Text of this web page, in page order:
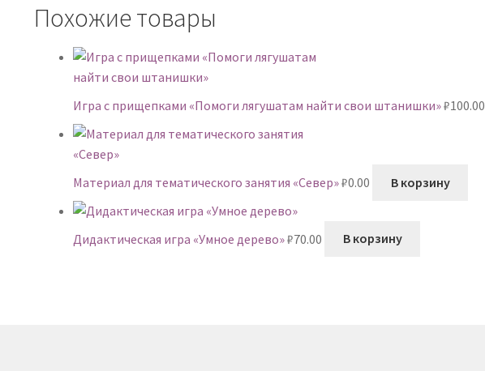
Похожие товары
Игра с прищепками «Помоги лягушатам найти свои штанишки»₽100.00
Материал для тематического занятия «Север»₽0.00 В корзину
Дидактическая игра «Умное дерево»₽70.00 В корзину